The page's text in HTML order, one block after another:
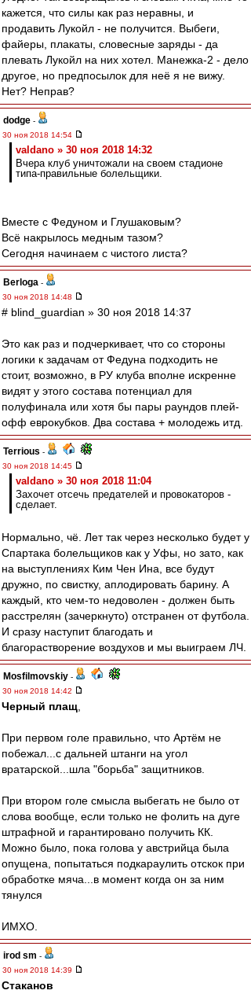
кажется, что силы как раз неравны, и
продавить Лукойл - не получится. Выбеги,
файеры, плакаты, словесные заряды - да
плевать Лукойл на них хотел. Манежка-2 - дело
другое, но предпосылок для неё я не вижу.
Нет? Неправ?
dodge -
30 ноя 2018 14:54
valdano » 30 ноя 2018 14:32
Вчера клуб уничтожали на своем стадионе
типа-правильные болельщики.
Вместе с Федуном и Глушаковым?
Всё накрылось медным тазом?
Сегодня начинаем с чистого листа?
Berloga -
30 ноя 2018 14:48
# blind_guardian » 30 ноя 2018 14:37
Это как раз и подчеркивает, что со стороны
логики к задачам от Федуна подходить не
стоит, возможно, в РУ клуба вполне искренне
видят у этого состава потенциал для
полуфинала или хотя бы пары раундов плей-
офф еврокубков. Два состава + молодежь итд.
Terrious -
30 ноя 2018 14:45
valdano » 30 ноя 2018 11:04
Захочет отсечь предателей и провокаторов -
сделает.
Нормально, чё. Лет так через несколько будет у
Спартака болельщиков как у Уфы, но зато, как
на выступлениях Ким Чен Ина, все будут
дружно, по свистку, аплодировать барину. А
каждый, кто чем-то недоволен - должен быть
расстрелян (зачеркнуто) отстранен от футбола.
И сразу наступит благодать и
благорастворение воздухов и мы выиграем ЛЧ.
Mosfilmovskiy -
30 ноя 2018 14:42
Черный плащ
При первом голе правильно, что Артём не
побежал...с дальней штанги на угол
вратарской...шла "борьба" защитников.
При втором голе смысла выбегать не было от
слова вообще, если только не фолить на дуге
штрафной и гарантировано получить КК.
Можно было, пока голова у австрийца была
опущена, попытаться подкараулить отскок при
обработке мяча...в момент когда он за ним
тянулся
ИМХО.
irod sm -
30 ноя 2018 14:39
Cтаканов